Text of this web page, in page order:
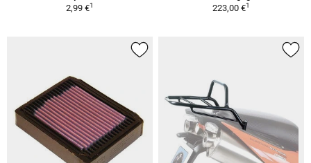
2,99 €1
223,00 €1